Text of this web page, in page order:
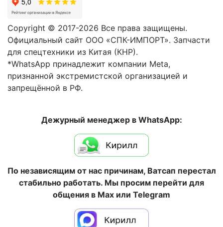
Copyright © 2017-2026 Все права защищены.
Официальный сайт ООО «СПК-ИМПОРТ». Запчасти
для спецтехники из Китая (КНР).
*WhatsApp принадлежит компании Meta,
признанной экстремистской организацией и
запрещённой в РФ.
Дежурный менеджер в WhatsApp:
По независящим от нас причинам, Ватсап перестал
стабильно работать. Мы просим перейти для
общения в Max или Telegram